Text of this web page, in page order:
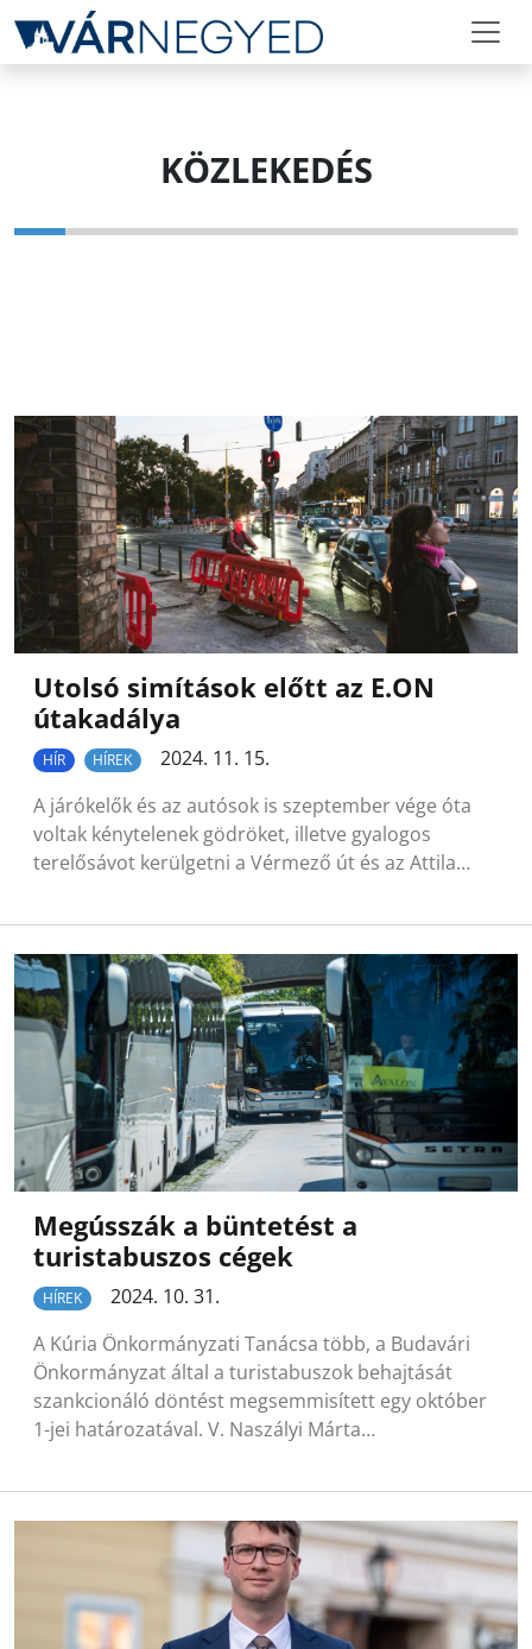
KÖZLEKEDÉS
Utolsó simítások előtt az E.ON
útakadálya
HÍR HÍREK
2024. 11. 15.
A járókelők és az autósok is szeptember vége óta
voltak kénytelenek gödröket, illetve gyalogos
terelősávot kerülgetni a Vérmező út és az Attila…
Megússzák a büntetést a
turistabuszos cégek
HÍREK
2024. 10. 31.
A Kúria Önkormányzati Tanácsa több, a Budavári
Önkormányzat által a turistabuszok behajtását
szankcionáló döntést megsemmisített egy október
1-jei határozatával. V. Naszályi Márta…